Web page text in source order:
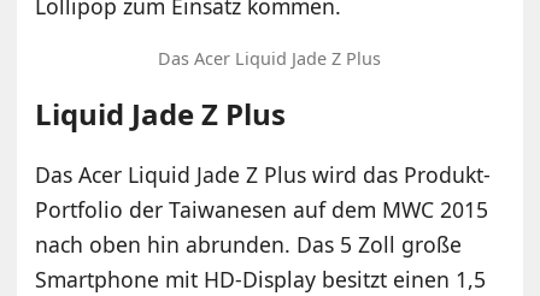
Lollipop zum Einsatz kommen.
Das Acer Liquid Jade Z Plus
Liquid Jade Z Plus
Das Acer Liquid Jade Z Plus wird das Produkt-
Portfolio der Taiwanesen auf dem MWC 2015
nach oben hin abrunden. Das 5 Zoll große
Smartphone mit HD-Display besitzt einen 1,5